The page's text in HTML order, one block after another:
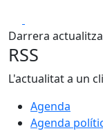
Darrera
RSS
L'actualitat a un
Agenda
Agenda